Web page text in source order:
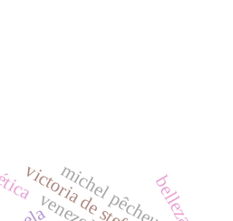
michel pêcheux
belleza